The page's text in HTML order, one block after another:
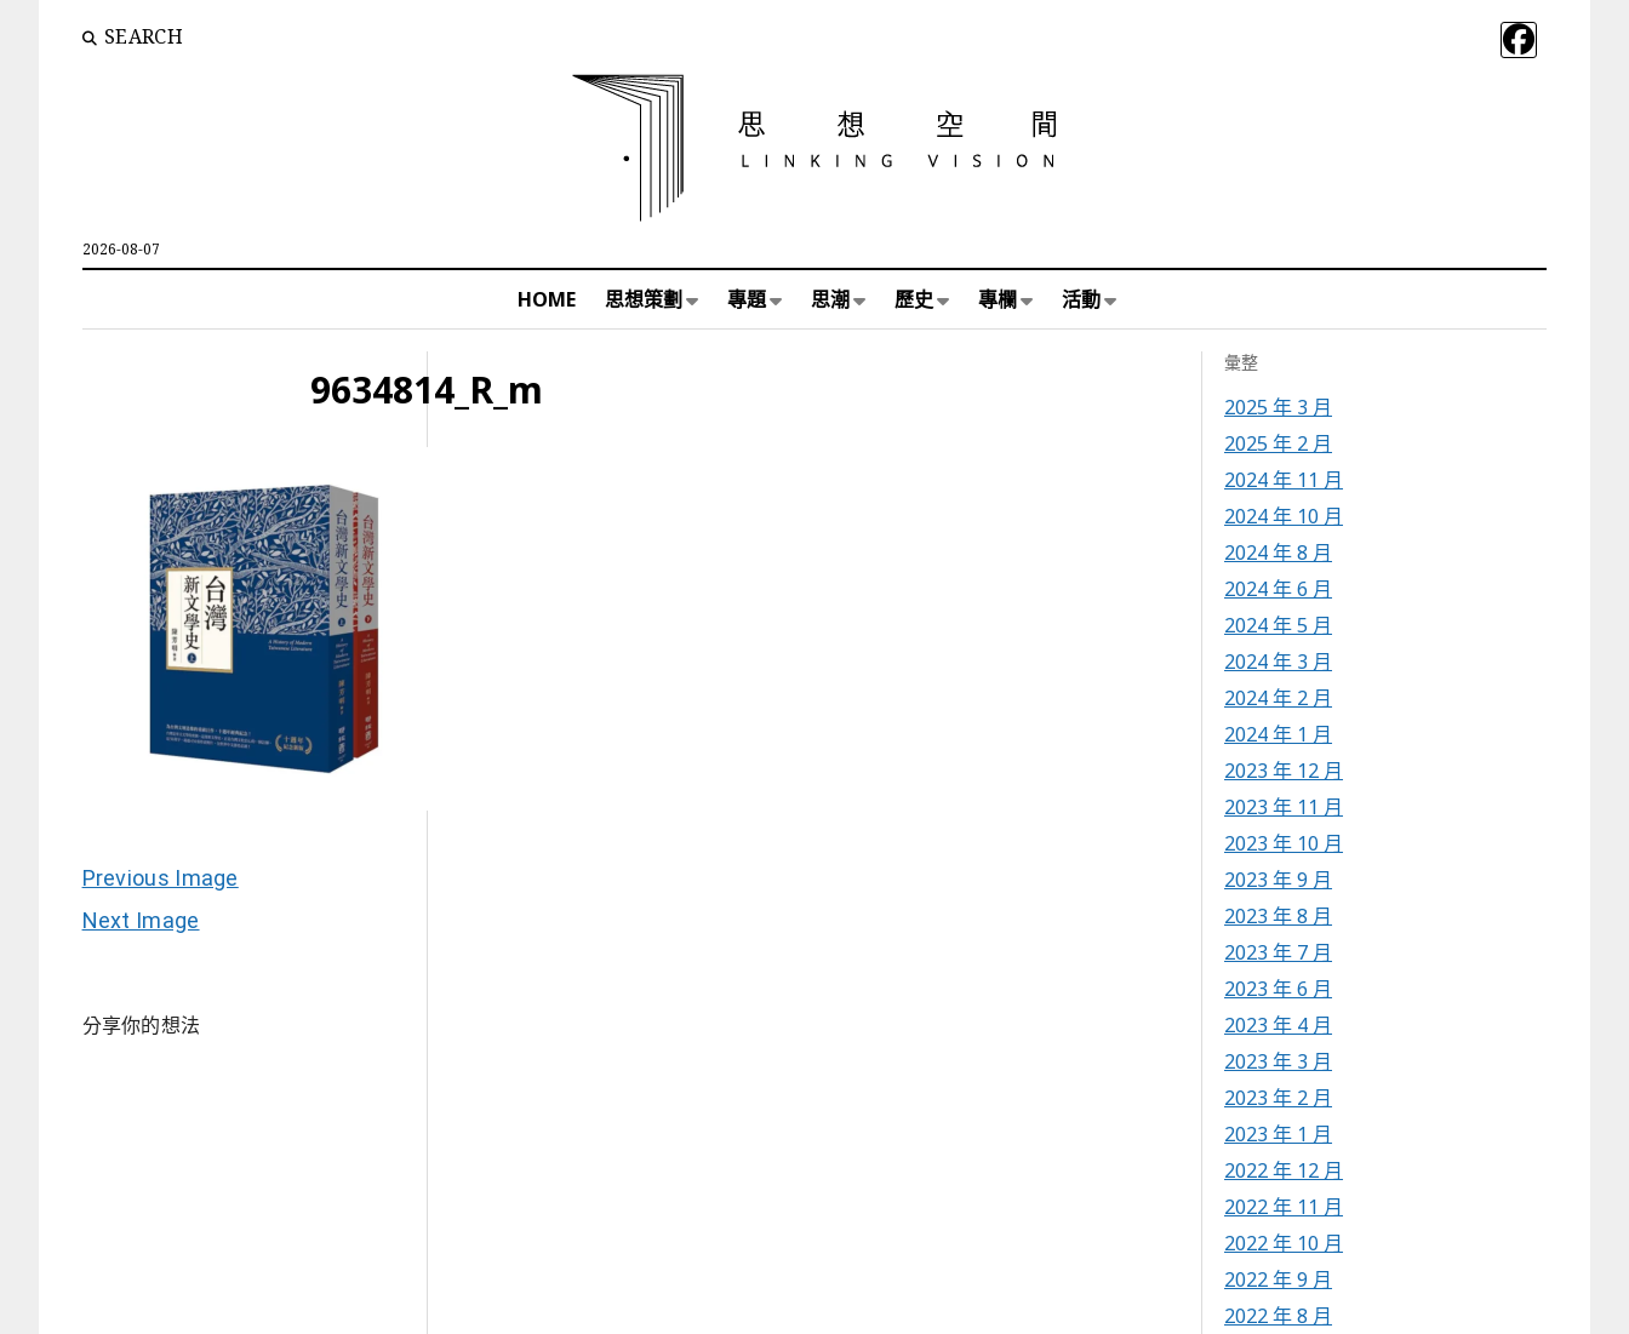
SEARCH
2026-08-07
HOME 思想策劃 專題 思潮 歷史 專欄 活動
9634814_R_m
Previous Image
Next Image
分享你的想法
彙整
2025 年 3 月
2025 年 2 月
2024 年 11 月
2024 年 10 月
2024 年 8 月
2024 年 6 月
2024 年 5 月
2024 年 3 月
2024 年 2 月
2024 年 1 月
2023 年 12 月
2023 年 11 月
2023 年 10 月
2023 年 9 月
2023 年 8 月
2023 年 7 月
2023 年 6 月
2023 年 4 月
2023 年 3 月
2023 年 2 月
2023 年 1 月
2022 年 12 月
2022 年 11 月
2022 年 10 月
2022 年 9 月
2022 年 8 月